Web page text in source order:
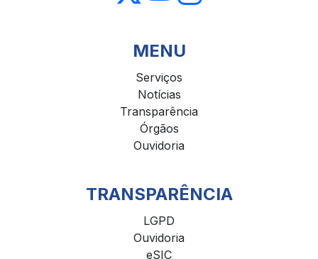
MENU
Serviços
Notícias
Transparência
Órgãos
Ouvidoria
TRANSPARÊNCIA
LGPD
Ouvidoria
eSIC